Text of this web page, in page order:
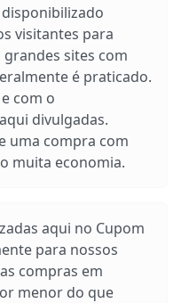
visitantes para
sites com
é praticado.
com o
divulgadas.
uma compra com
muita economia.
aqui no Cupom
para nossos
compras em
menor do que